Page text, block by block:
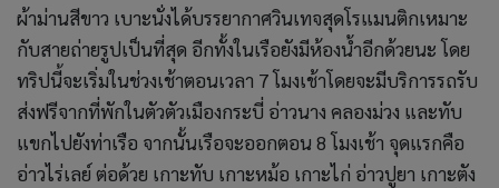
ผ้าม่านสีขาว เบาะนั่งได้บรรยากาศวินเทจสุดโรแมนติกเหมาะ
กับสายถ่ายรูปเป็นที่สุด อีกทั้งในเรือยังมีห้องน้ำอีกด้วยนะ โดย
ทริปนี้จะเริ่มในช่วงเช้าตอนเวลา 7 โมงเช้าโดยจะมีบริการรถรับ
ส่งฟรีจากที่พักในตัวตัวเมืองกระบี่ อ่าวนาง คลองม่วง และทับ
แขกไปยังท่าเรือ จากนั้นเรือจะออกตอน 8 โมงเช้า จุดแรกคือ
อ่าวไร่เลย์ ต่อด้วย เกาะทับ เกาะหม้อ เกาะไก่ อ่าวปูยา เกาะตัง